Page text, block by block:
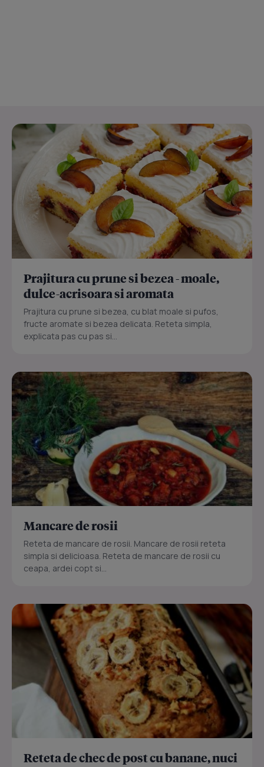
Prajitura cu prune si bezea - moale,
dulce-acrisoara si aromata
Prajitura cu prune si bezea, cu blat moale si pufos,
fructe aromate si bezea delicata. Reteta simpla,
explicata pas cu pas si...
Mancare de rosii
Reteta de mancare de rosii. Mancare de rosii reteta
simpla si delicioasa. Reteta de mancare de rosii cu
ceapa, ardei copt si...
Reteta de chec de post cu banane, nuci